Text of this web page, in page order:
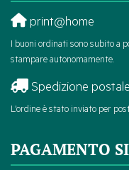
print@home
I buoni ordinati sono subito a
stampare autonomamente.
Spedizione postale
L'ordine è stato inviato per
PAGAMENTO